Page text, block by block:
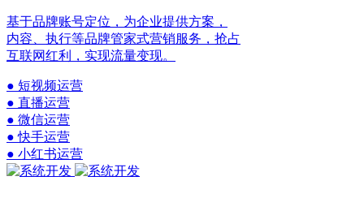
基于品牌账号定位，为企业提供方案，
内容、执行等品牌管家式营销服务，抢占
互联网红利，实现流量变现。
● 短视频运营
● 直播运营
● 微信运营
● 快手运营
● 小红书运营